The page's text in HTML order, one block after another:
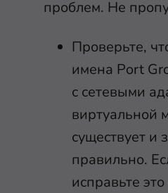
проблем. Не
Проверьте,
имена Port
с сетевыми
виртуальной
существует и
правильно.
исправьте